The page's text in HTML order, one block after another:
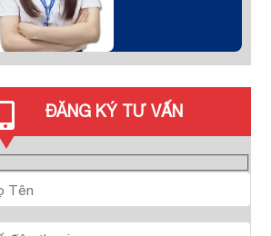
ĐĂNG KÝ TƯ VẤN